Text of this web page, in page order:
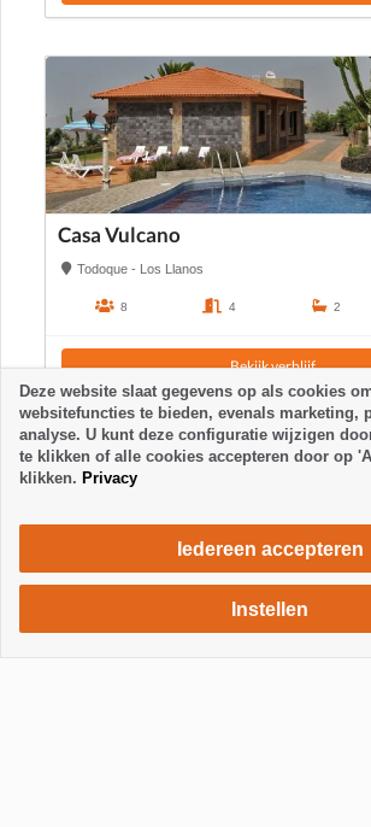
Casa Vulcano
Todoque - Los Llanos
8 4 2
Bekijk verblijf
615 €/ week
Deze website slaat gegevens op als cookies
websitefuncties te bieden, evenals marketing,
analyse. U kunt deze configuratie wijzigen
te klikken of alle cookies accepteren door op
klikken. Privacy
Iedereen accepteren
Instellen